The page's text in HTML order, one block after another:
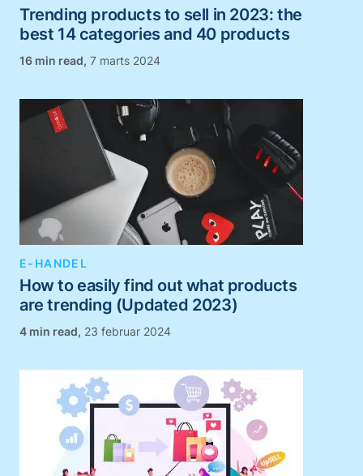
Trending products to sell in 2023: the
best 14 categories and 40 products
, 7 marts 2024
E-HANDEL
How to easily find out what products
are trending (Updated 2023)
, 23 februar 2024